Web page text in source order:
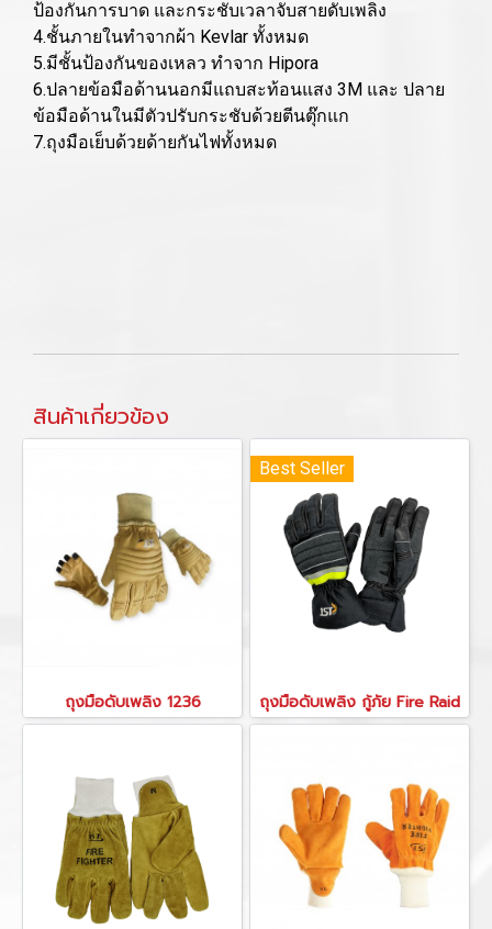
ป้องกันการบาด และกระชับเวลาจับสายดับเพลิง
4.ชั้นภายในทำจากผ้า Kevlar ทั้งหมด
5.มีชั้นป้องกันของเหลว ทำจาก Hipora
6.ปลายข้อมือด้านนอกมีแถบสะท้อนแสง 3M และ ปลาย
ข้อมือด้านในมีตัวปรับกระชับด้วยตีนตุ๊กแก
7.ถุงมือเย็บด้วยด้ายกันไฟทั้งหมด
สินค้าเกี่ยวข้อง
ถุงมือดับเพลิง 1236
Best Seller
ถุงมือดับเพลิง กู้ภัย Fire Raid